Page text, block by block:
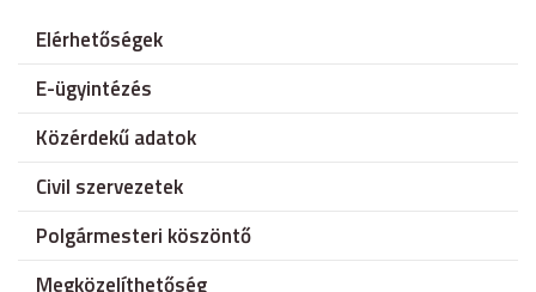
Elérhetőségek
E-ügyintézés
Közérdekű adatok
Civil szervezetek
Polgármesteri köszöntő
Megközelíthetőség